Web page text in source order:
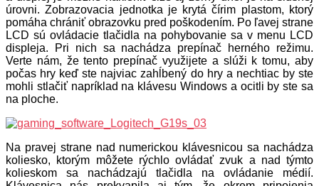
úrovni. Zobrazovacia jednotka je krytá čírim plastom, ktorý
pomáha chrániť obrazovku pred poškodením. Po ľavej strane
LCD sú ovládacie tlačidla na pohybovanie sa v menu LCD
displeja. Pri nich sa nachádza prepínač herného režimu.
Verte nám, že tento prepínač využijete a slúži k tomu, aby
počas hry keď ste najviac zahĺbený do hry a nechtiac by ste
mohli stlačiť napríklad na klávesu Windows a ocitli by ste sa
na ploche.
Na pravej strane nad numerickou klávesnicou sa nachádza
koliesko, ktorým môžete rýchlo ovládať zvuk a nad týmto
kolieskom sa nachádzajú tlačidla na ovládanie médií.